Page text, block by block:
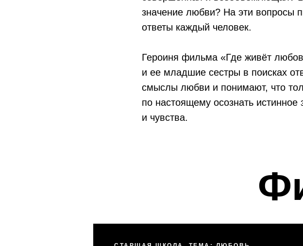
значение любви? На эти вопросы
ответы каждый человек.
Героиня фильма «Где живёт
и ее младшие сестры в поисках
смыслы любви и понимают, что
по настоящему осознать истинное
и чувства.